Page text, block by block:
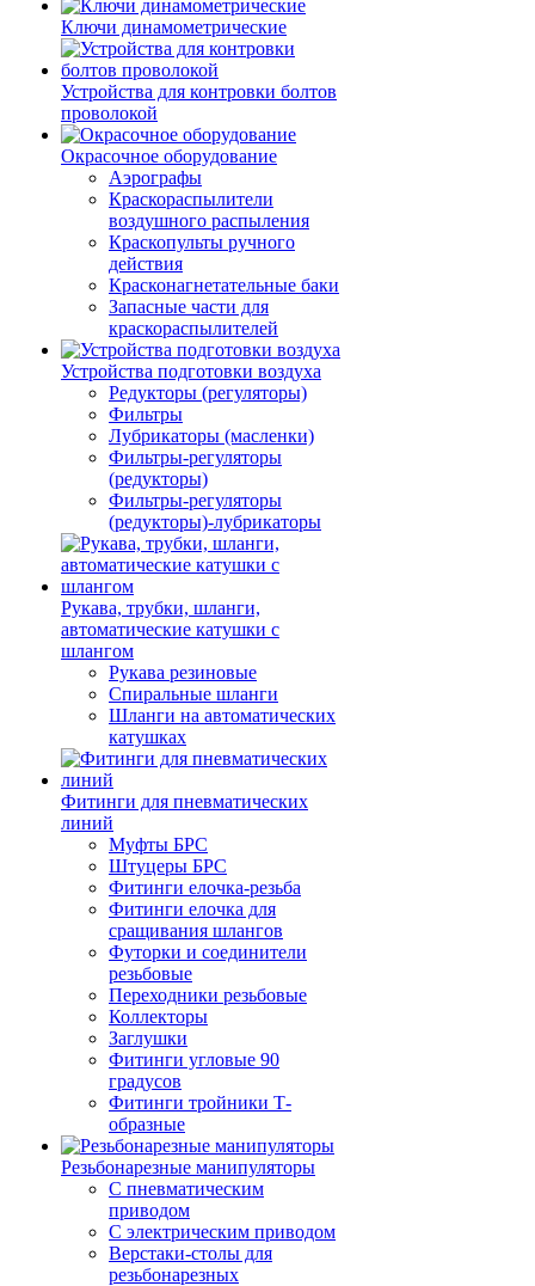
Ключи динамометрические
Устройства для контровки болтов
проволокой
Окрасочное оборудование
Аэрографы
Краскораспылители
воздушного распыления
Краскопульты ручного
действия
Красконагнетательные баки
Запасные части для
краскораспылителей
Устройства подготовки воздуха
Редукторы (регуляторы)
Фильтры
Лубрикаторы (масленки)
Фильтры-регуляторы
(редукторы)
Фильтры-регуляторы
(редукторы)-лубрикаторы
Рукава, трубки, шланги,
автоматические катушки с
шлангом
Рукава резиновые
Спиральные шланги
Шланги на автоматических
катушках
Фитинги для пневматических
линий
Муфты БРС
Штуцеры БРС
Фитинги елочка-резьба
Фитинги елочка для
сращивания шлангов
Футорки и соединители
резьбовые
Переходники резьбовые
Коллекторы
Заглушки
Фитинги угловые 90
градусов
Фитинги тройники Т-
образные
Резьбонарезные манипуляторы
С пневматическим
приводом
С электрическим приводом
Верстаки-столы для
резьбонарезных